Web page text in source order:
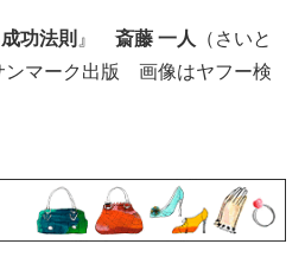
功法則 』斎藤 一人
（さいと
マーク出版 画像はヤフー検